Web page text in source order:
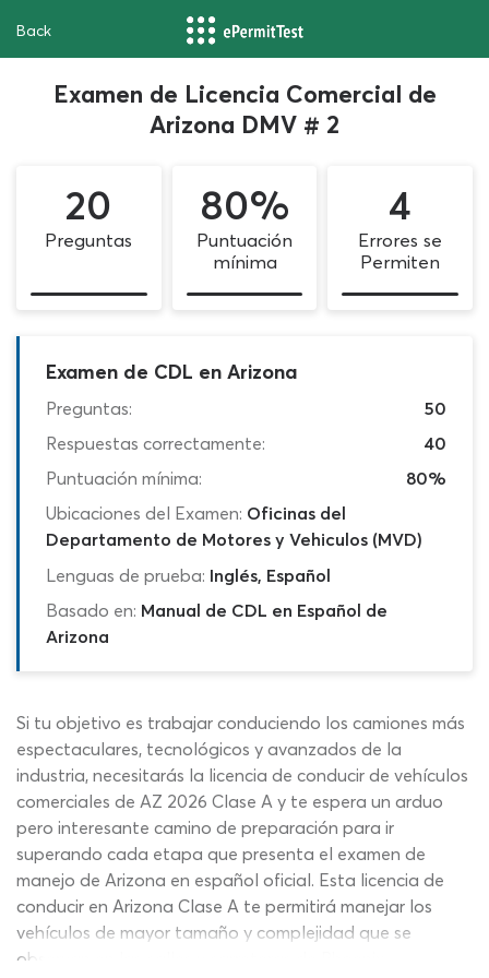
Back
Examen de Licencia Comercial de
Arizona DMV # 2
20
Preguntas
80%
Puntuación
mínima
4
Errores se
Permiten
Examen de CDL en Arizona
Preguntas:
50
Respuestas correctamente:
40
Puntuación mínima:
80%
Ubicaciones del Examen: Oficinas del
Departamento de Motores y Vehiculos (MVD)
Lenguas de prueba: Inglés, Español
Basado en: Manual de CDL en Español de
Arizona
Si tu objetivo es trabajar conduciendo los camiones más
espectaculares, tecnológicos y avanzados de la
industria, necesitarás la licencia de conducir de vehículos
comerciales de AZ 2026 Clase A y te espera un arduo
pero interesante camino de preparación para ir
superando cada etapa que presenta el examen de
manejo de Arizona en español oficial. Esta licencia de
conducir en Arizona Clase A te permitirá manejar los
vehículos de mayor tamaño y complejidad que se
observan en las calles y carreteras de Phoenix,